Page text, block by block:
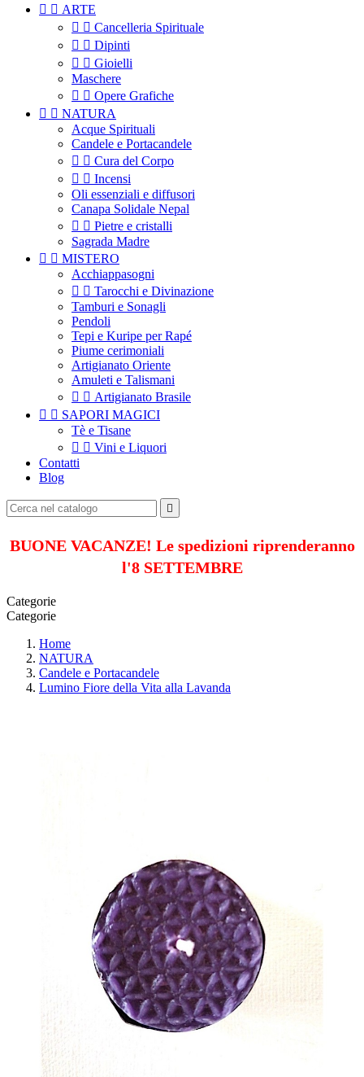
  ARTE
  Cancelleria Spirituale
  Dipinti
  Gioielli
Maschere
  Opere Grafiche
  NATURA
Acque Spirituali
Candele e Portacandele
  Cura del Corpo
  Incensi
Oli essenziali e diffusori
Canapa Solidale Nepal
  Pietre e cristalli
Sagrada Madre
  MISTERO
Acchiappasogni
  Tarocchi e Divinazione
Tamburi e Sonagli
Pendoli
Tepi e Kuripe per Rapé
Piume cerimoniali
Artigianato Oriente
Amuleti e Talismani
  Artigianato Brasile
  SAPORI MAGICI
Tè e Tisane
  Vini e Liquori
Contatti
Blog

BUONE VACANZE! Le spedizioni riprenderanno
l'8 SETTEMBRE
Categorie
Categorie
Home
NATURA
Candele e Portacandele
Lumino Fiore della Vita alla Lavanda